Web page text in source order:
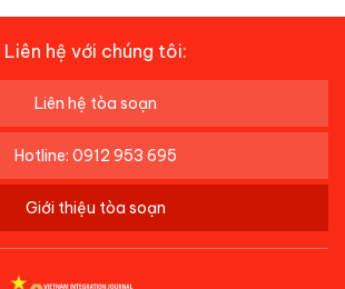
Liên hệ với chúng tôi:
Liên hệ tòa soạn
Hotline: 0912 953 695
Giới thiệu tòa soạn